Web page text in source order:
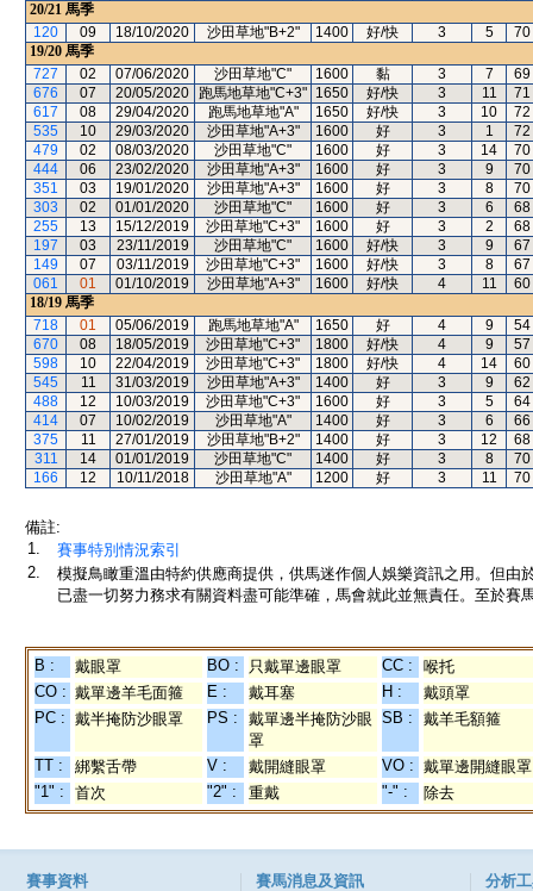
20/21 馬季
120
09 18/10/2020 沙田草地"B+2" 1400 好/快 3 5
70
19/20 馬季
727
02 07/06/2020 沙田草地"C" 1600 黏 3 7
69
676
07 20/05/2020 跑馬地草地"C+3" 1650 好/快 3 11
71
617
08 29/04/2020 跑馬地草地"A" 1650 好/快 3 10
72
535
10 29/03/2020 沙田草地"A+3" 1600 好 3 1
72
479
02 08/03/2020 沙田草地"C" 1600 好 3 14
70
444
06 23/02/2020 沙田草地"A+3" 1600 好 3 9
70
351
03 19/01/2020 沙田草地"A+3" 1600 好 3 8
70
303
02 01/01/2020 沙田草地"C" 1600 好 3 6
68
255
13 15/12/2019 沙田草地"C+3" 1600 好 3 2
68
197
03 23/11/2019 沙田草地"C" 1600 好/快 3 9
67
149
07 03/11/2019 沙田草地"C+3" 1600 好/快 3 8
67
061
01 01/10/2019 沙田草地"A+3" 1600 好/快 4 11
60
18/19 馬季
718
01 05/06/2019 跑馬地草地"A" 1650 好 4 9
54
670
08 18/05/2019 沙田草地"C+3" 1800 好/快 4 9
57
598
10 22/04/2019 沙田草地"C+3" 1800 好/快 4 14
60
545
11 31/03/2019 沙田草地"A+3" 1400 好 3 9
62
488
12 10/03/2019 沙田草地"C+3" 1600 好 3 5
64
414
07 10/02/2019 沙田草地"A" 1400 好 3 6
66
375
11 27/01/2019 沙田草地"B+2" 1400 好 3 12
68
311
14 01/01/2019 沙田草地"C" 1400 好 3 8
70
166
12 10/11/2018 沙田草地"A" 1200 好 3 11 70
備註:
1.
賽事特別情況索引
2.
模擬鳥瞰重溫由特約供應商提供，供馬迷作個人娛樂資訊之用。但
已盡一切努力務求有關資料盡可能準確，馬會就此並無責任。至於賽
B : 戴眼罩 BO : 只戴單邊眼罩 CC :
喉托
CO : 戴單邊羊毛面箍 E : 戴耳塞 H :
戴頭罩
PC : 戴半掩防沙眼罩 PS :
戴單邊半掩防沙眼
罩
SB : 戴羊毛額箍
TT : 綁繫舌帶 V : 戴開縫眼罩 VO : 戴單邊開縫眼罩
"1" :
首次 "2" : 重戴 "-" : 除去
賽事資料 賽馬消息及資訊 分析